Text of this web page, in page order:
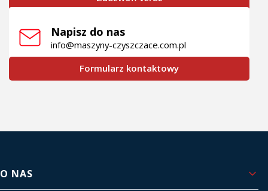
Napisz do nas
info@maszyny-czyszczace.com.pl
Formularz kontaktowy
Linki w stopce
O NAS